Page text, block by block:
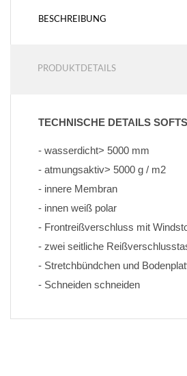
BESCHREIBUNG
PRODUKTDETAILS
TECHNISCHE DETAILS
- wasserdicht> 5000 mm
- atmungsaktiv> 5000 g / m2
- innere Membran
- innen weiß polar
- Frontreißverschluss mit
- zwei seitliche
- Stretchbündchen und
- Schneiden schneiden